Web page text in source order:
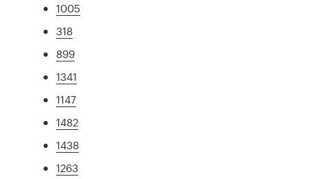
1005
318
899
1341
1147
1482
1438
1263